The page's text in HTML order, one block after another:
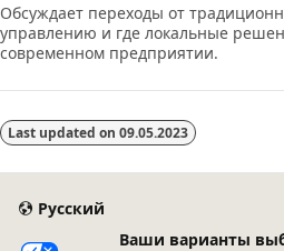
Обсуждает переходы от
управлению и где локальные
современном предприятии.
Last updated on 09.05.2023
Русский
Ваши варианты